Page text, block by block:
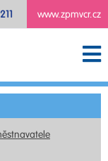
www.zpmvcr.cz